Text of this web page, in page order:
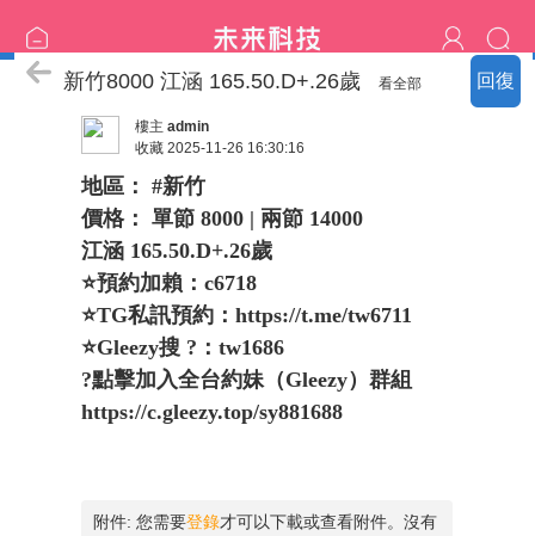
回復
❤樂清家明碼標價專區❤
新竹8000 江涵 165.50.D+.26歲 看全部
樓主 admin
收藏 2025-11-26 16:30:16
地區： #新竹
價格： 單節 8000 | 兩節 14000
江涵 165.50.D+.26歲
⭐️預約加賴：c6718
⭐️TG私訊預約： https://t.me/tw6711
⭐️Gleezy搜 ?：tw1686
?點擊加入全台約妹（Gleezy）群組
https://c.gleezy.top/sy881688
附件: 您需要登錄才可以下載或查看附件。沒有